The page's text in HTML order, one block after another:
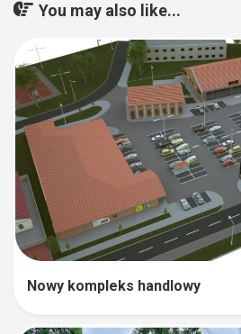
You may also like...
Nowy kompleks handlowy